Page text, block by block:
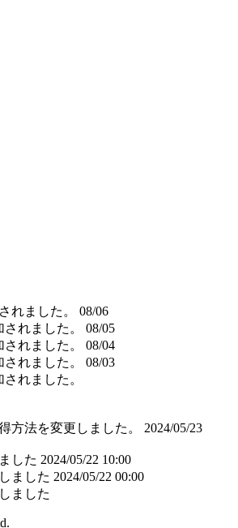
れました。
08/06
れました。
08/05
れました。
08/04
れました。
08/03
れました。
方法を変更しました。
2024/05/23
した 2024/05/22 10:00
ました 2024/05/22 00:00
ました